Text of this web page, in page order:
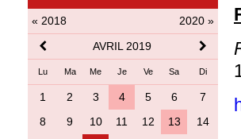
« 2018
2020 »
AVRIL 2019
Lu Ma Me Je Ve Sa Di
1 2 3 4 5 6
7
8
9 10 11 12 13
14